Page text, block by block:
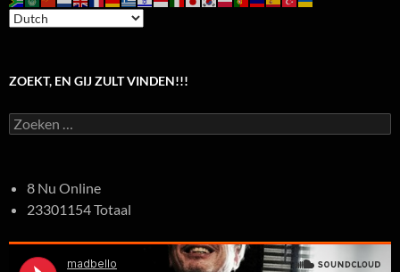
ZOEKT, EN GIJ ZULT VINDEN!!!
Zoeken
naar:
8 Nu Online
23301154 Totaal